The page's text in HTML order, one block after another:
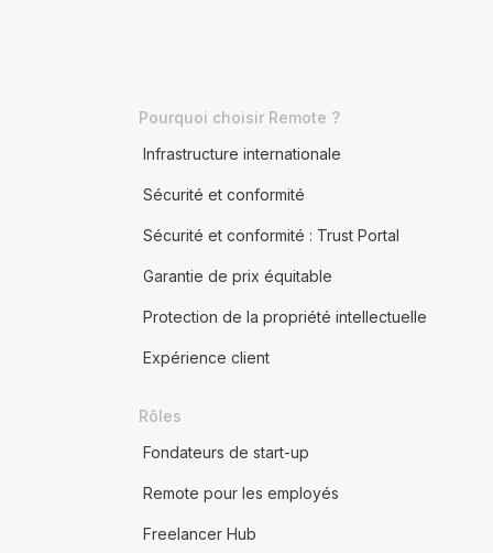
Pourquoi choisir Remote ?
Infrastructure internationale
Sécurité et conformité
Sécurité et conformité : Trust Portal
Garantie de prix équitable
Protection de la propriété intellectuelle
Expérience client
Rôles
Fondateurs de start-up
Remote pour les employés
Freelancer Hub